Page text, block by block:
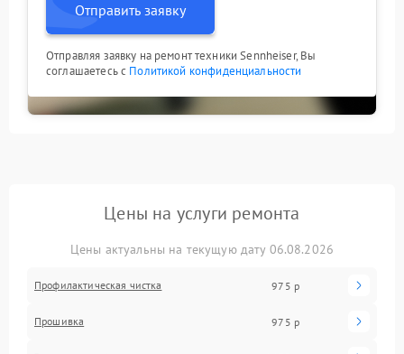
Отправить заявку
Отправляя заявку на ремонт техники Sennheiser, Вы
соглашаетесь с Политикой конфиденциальности
Цены на услуги ремонта
Цены актуальны на текущую дату 06.08.2026
Профилактическая чистка 975 р
Прошивка 975 р